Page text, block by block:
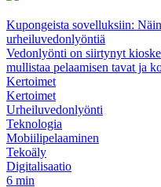
Kupongeista sovelluksiin:
urheiluvedonlyöntiä
Vedonlyönti on siirtynyt
mullistaa pelaamisen tavat ja
Kertoimet
Kertoimet
Urheiluvedonlyönti
Teknologia
Mobiilipelaaminen
Tekoäly
Digitalisaatio
6 min